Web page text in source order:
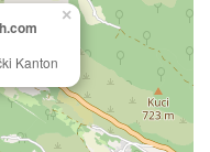
Kanton
×